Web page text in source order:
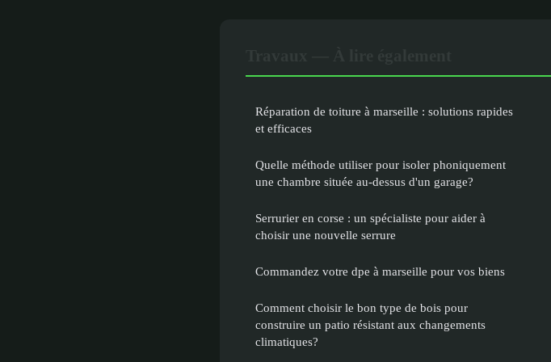
Réparation de toiture à marseille : solutions rapides
et efficaces
Quelle méthode utiliser pour isoler phoniquement
une chambre située au-dessus d'un garage?
Serrurier en corse : un spécialiste pour aider à
choisir une nouvelle serrure
Commandez votre dpe à marseille pour vos biens
Comment choisir le bon type de bois pour
construire un patio résistant aux changements
climatiques?